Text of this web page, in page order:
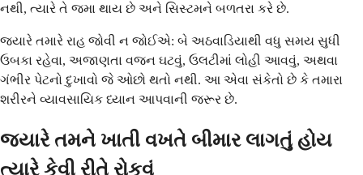
નથી, ત્યારે તે જમા થાય છે અને સિસ્ટમને બળતરા કરે છે.
જ્યારે તમારે રાહ જોવી ન જોઈએ: બે અઠવાડિયાથી વધુ સમય સુધી
ઉબકા રહેવા, અજાણતા વજન ઘટવું, ઉલટીમાં લોહી આવવું, અથવા
ગંભીર પેટનો દુખાવો જે ઓછો થતો નથી. આ એવા સંકેતો છે કે તમારા
શરીરને વ્યાવસાયિક ધ્યાન આપવાની જરૂર છે.
જ્યારે તમને ખાતી વખતે બીમાર લાગતું હોય
ત્યારે કેવી રીતે રોકવું